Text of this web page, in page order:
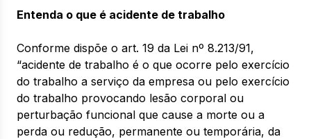
Entenda o que é acidente de trabalho
Conforme dispõe o art. 19 da Lei nº 8.213/91,
“acidente de trabalho é o que ocorre pelo exercício
do trabalho a serviço da empresa ou pelo exercício
do trabalho provocando lesão corporal ou
perturbação funcional que cause a morte ou a
perda ou redução, permanente ou temporária, da